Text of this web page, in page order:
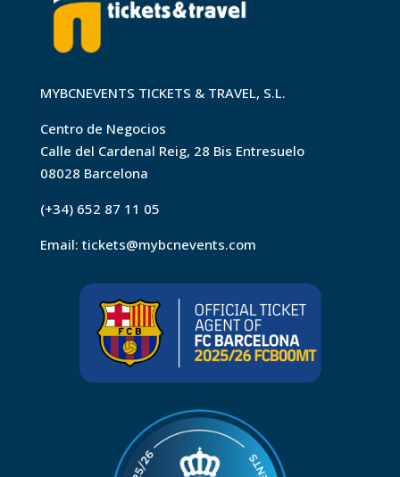
MYBCNEVENTS TICKETS & TRAVEL, S.L.
Centro de Negocios
Calle del Cardenal Reig, 28 Bis Entresuelo
08028 Barcelona
(+34) 652 87 11 05
Email: tickets@mybcnevents.com